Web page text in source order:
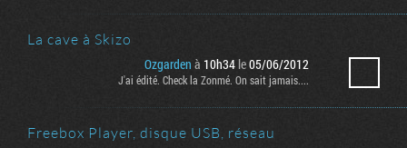
La cave à Skizo
Ozgarden à 10h34 le05/06/2012
J'ai édité. Check la Zonmé. On sait jamais....
Freebox Player, disque USB, réseau